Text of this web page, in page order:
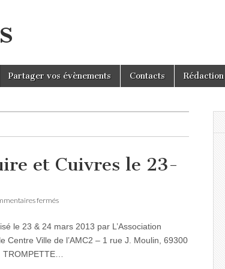
Partager vos évènements Contacts Rédaction
et Cuivres le 23-
ferméssur
Caluire
et
le
le 23 & 24 mars 2013 par L’Association
Centre Ville de l’AMC2 – 1 rue J. Moulin, 69300